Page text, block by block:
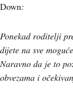
Down:
Ponekad roditelji
dijete na sve
Naravno da je to
obvezama i